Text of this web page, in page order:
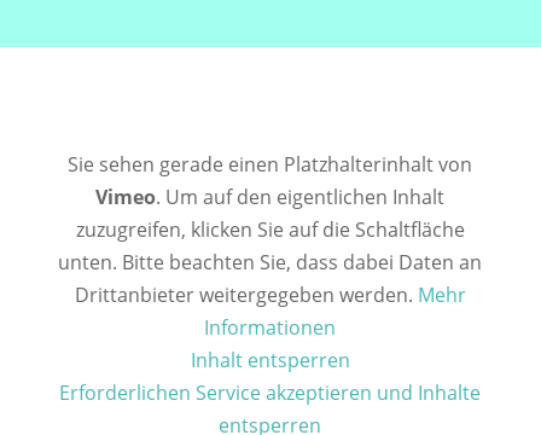
Sie sehen gerade einen Platzhalterinhalt von
Vimeo. Um auf den eigentlichen Inhalt
zuzugreifen, klicken Sie auf die Schaltfläche
unten. Bitte beachten Sie, dass dabei Daten an
Drittanbieter weitergegeben werden. Mehr
Informationen
Inhalt entsperren
Erforderlichen Service akzeptieren und Inhalte
entsperren